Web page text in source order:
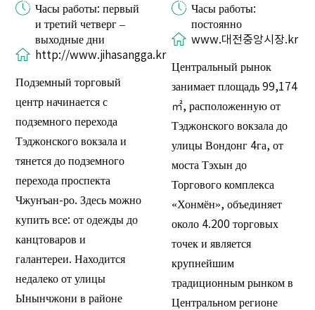
Часы работы: первый
и третий четверг –
выходные дни
http://www.jihasangga.kr
Подземный торговый
центр начинается с
подземного перехода
Тэджонского вокзала и
тянется до подземного
перехода проспекта
Чжунъан-ро. Здесь можно
купить все: от одежды до
канцтоваров и
галантереи. Находится
недалеко от улицы
Ынынчжони в районе
Часы работы:
постоянно
www.대전중앙시장.kr
Центральный рынок
занимает площадь 99,174
㎡, расположенную от
Тэджонского вокзала до
улицы Вондонг 4га, от
моста Тэхын до
Торгового комплекса
«Хонмён», объединяет
около 4.200 торговых
точек и является
крупнейшим
традиционным рынком в
Центральном регионе